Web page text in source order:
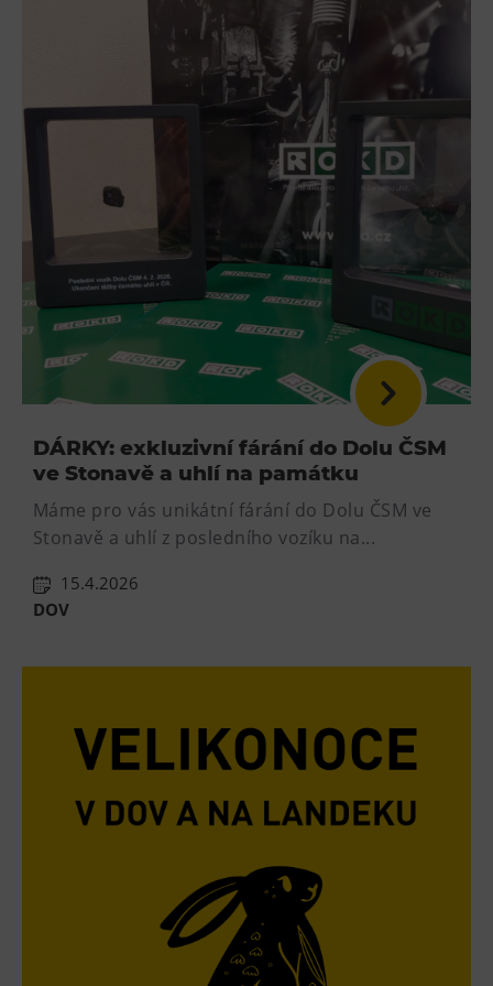
DÁRKY: exkluzivní fárání do Dolu ČSM
ve Stonavě a uhlí na památku
Máme pro vás unikátní fárání do Dolu ČSM ve
Stonavě a uhlí z posledního vozíku na...
15.4.2026
DOV